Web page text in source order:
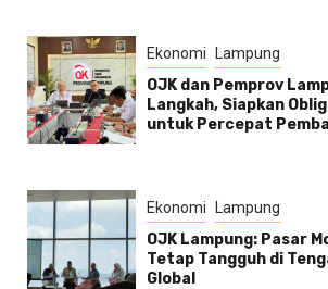
Ekonomi Lampung
OJK dan Pemprov
Langkah, Siapkan
untuk Percepat
Ekonomi Lampung
OJK Lampung: Pasar
Tetap Tangguh di
Global